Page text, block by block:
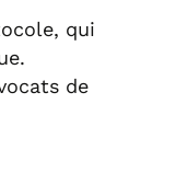
qui
de